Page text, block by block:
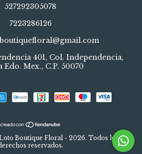
527292305078
7223286126
401, Col. Independencia,
Edo. Mex., C.P. 50070
Boutique Floral - 2026. Todos los
reservados.